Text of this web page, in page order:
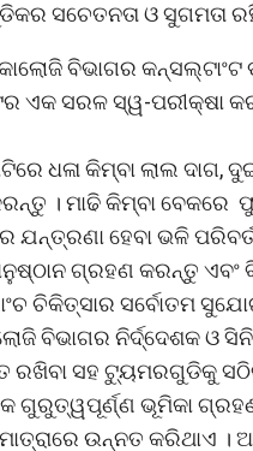
ସଚେତନତା ଓ ସୁଗମତା
ବିଭାଗର କନ୍‌ସଲ୍‌ଟାଂଟ
ସରଳ ସ୍ୱ-ପରୀକ୍ଷା
ଧଳା କିମ୍ବା ଲାଲ ଦାଗ,
। ମାଢି କିମ୍ବା ବେକରେ
ଯନ୍ତ୍ରଣା ହେବା ଭଳି
ଗ୍ରହଣ କରନ୍ତୁ
ଚିକିତ୍ସାର ସର୍ବୋତମ
ବିଭାଗର ନିର୍ଦ୍ଦେଶକ ଓ
ସହ ଟ୍ୟୁମରଗୁଡିକୁ
ଗୁରୁତ୍ୱପୂର୍ଣ୍ଣ ଭୂମିକା
ଉନ୍ନତ କରିଥାଏ ।